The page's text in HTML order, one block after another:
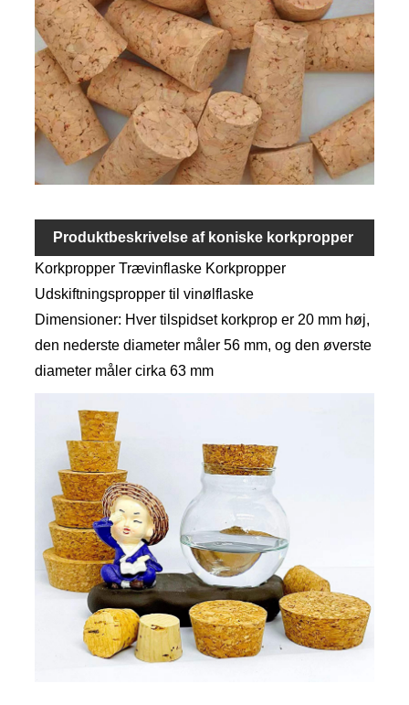
Produktbeskrivelse af koniske korkpropper
Korkpropper Trævinflaske Korkpropper
Udskiftningspropper til vinølflaske
Dimensioner: Hver tilspidset korkprop er 20 mm høj,
den nederste diameter måler 56 mm, og den øverste
diameter måler cirka 63 mm